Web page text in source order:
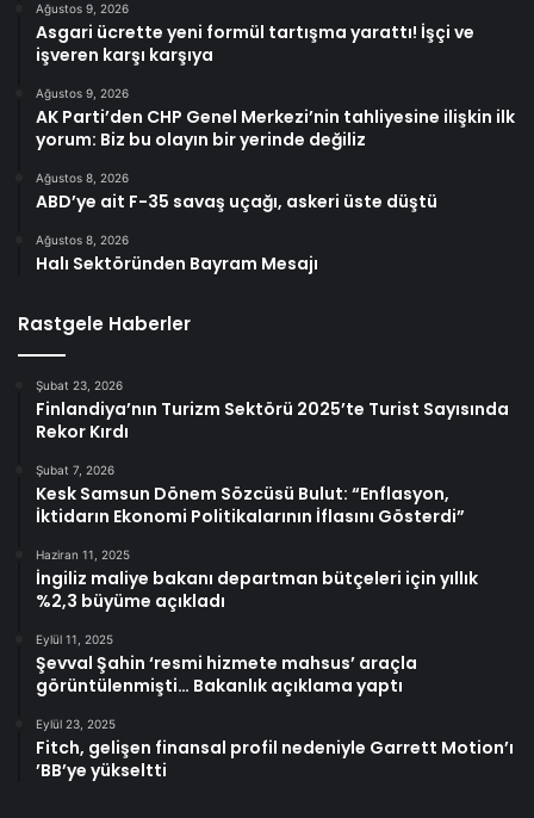
Ağustos 9, 2026
Asgari ücrette yeni formül tartışma yarattı! İşçi ve
işveren karşı karşıya
Ağustos 9, 2026
AK Parti’den CHP Genel Merkezi’nin tahliyesine ilişkin ilk
yorum: Biz bu olayın bir yerinde değiliz
Ağustos 8, 2026
ABD’ye ait F-35 savaş uçağı, askeri üste düştü
Ağustos 8, 2026
Halı Sektöründen Bayram Mesajı
Rastgele Haberler
Şubat 23, 2026
Finlandiya’nın Turizm Sektörü 2025’te Turist Sayısında
Rekor Kırdı
Şubat 7, 2026
Kesk Samsun Dönem Sözcüsü Bulut: “Enflasyon,
İktidarın Ekonomi Politikalarının İflasını Gösterdi”
Haziran 11, 2025
İngiliz maliye bakanı departman bütçeleri için yıllık
%2,3 büyüme açıkladı
Eylül 11, 2025
Şevval Şahin ‘resmi hizmete mahsus’ araçla
görüntülenmişti… Bakanlık açıklama yaptı
Eylül 23, 2025
Fitch, gelişen finansal profil nedeniyle Garrett Motion’ı
’BB’ye yükseltti